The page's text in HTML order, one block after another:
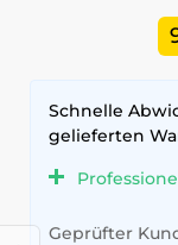
Schnelle
gelieferten
Geprüfter